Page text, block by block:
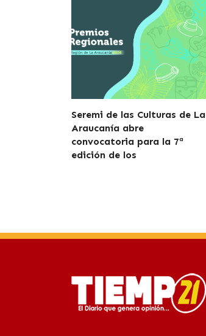
Seremi de las Culturas de La
Araucanía abre
convocatoria para la 7ª
edición de los